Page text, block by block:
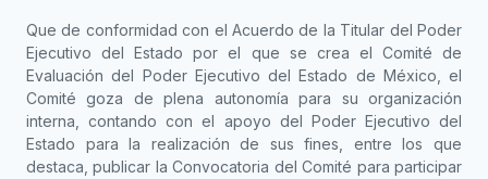
Que de conformidad con el Acuerdo de la Titular del Poder
Ejecutivo del Estado por el que se crea el Comité de
Evaluación del Poder Ejecutivo del Estado de México, el
Comité goza de plena autonomía para su organización
interna, contando con el apoyo del Poder Ejecutivo del
Estado para la realización de sus fines, entre los que
destaca, publicar la Convocatoria del Comité para participar